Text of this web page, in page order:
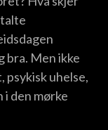
bra. Men ikke
psykisk uhelse,
i den mørke